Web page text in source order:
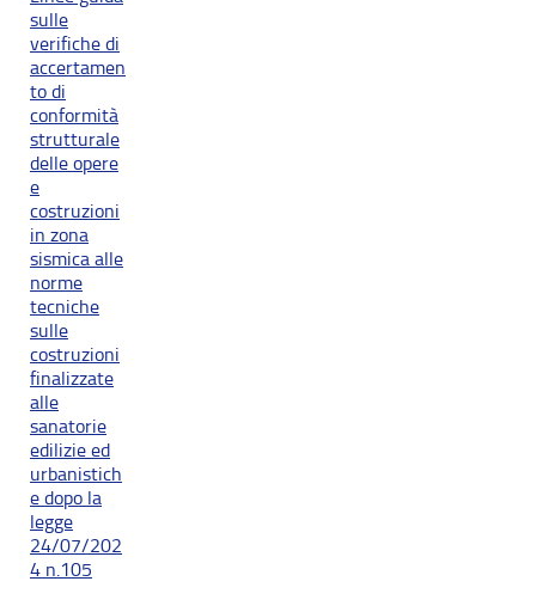
sulle
verifiche di
accertamen
to di
conformità
strutturale
delle opere
e
costruzioni
in zona
sismica alle
norme
tecniche
sulle
costruzioni
finalizzate
alle
sanatorie
edilizie ed
urbanistich
e dopo la
legge
24/07/202
4 n.105